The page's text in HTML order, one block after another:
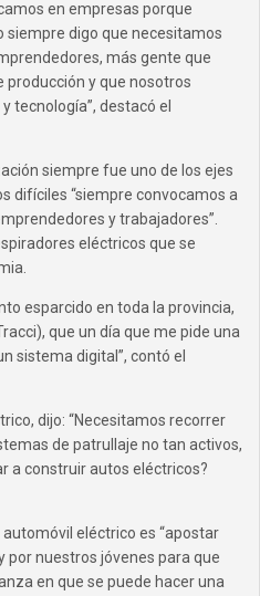
en empresas porque
siempre digo que necesitamos
más gente que
y que nosotros
tecnología”, destacó el
siempre fue uno de los ejes
difíciles “siempre convocamos a
y trabajadores”.
eléctricos que se
esparcido en toda la provincia,
que un día que me pide una
sistema digital”, contó el
dijo: “Necesitamos recorrer
de patrullaje no tan activos,
a construir autos eléctricos?
eléctrico es “apostar
por nuestros jóvenes para que
en que se puede hacer una